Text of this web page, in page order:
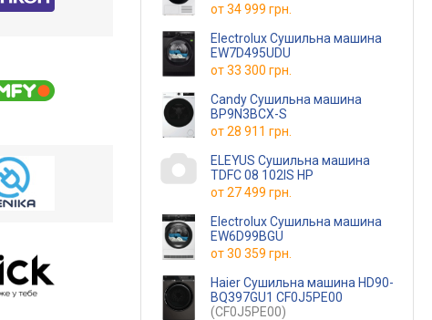
от34 999 грн.
Electrolux Сушильна машина
EW7D495UDU
от33 300 грн.
Candy Сушильна машина
BP9N3BCX-S
от28 911 грн.
ELEYUS Сушильна машина
TDFC 08 102IS HP
от27 499 грн.
Electrolux Сушильна машина
EW6D99BGU
от30 359 грн.
Haier Сушильна машина HD90-
BQ397GU1 CF0J5PE00
(CF0J5PE00)